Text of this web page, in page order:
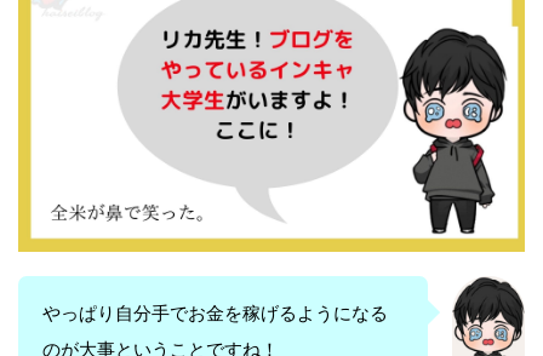
やっぱり自分手でお金を稼げるようになる
のが大事ということですね！